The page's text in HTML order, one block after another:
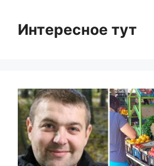
contentИнтересное тут